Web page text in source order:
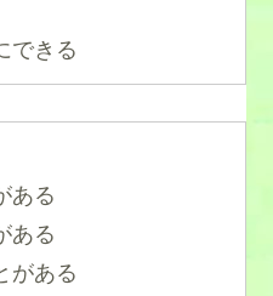
できる
ある
ある
がある